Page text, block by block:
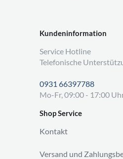
Kundeninformation
Service Hotline
Telefonische
0931 66397788
Mo-Fr, 09:00 - 17:00
Shop Service
Kontakt
Versand und